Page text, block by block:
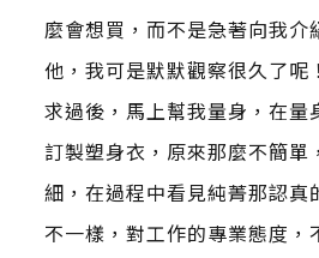
麼會想買，而不是急著向我介
他，我可是默默觀察很久了呢
求過後，馬上幫我量身，在量
訂製塑身衣，原來那麼不簡單
細，在過程中看見純菁那認真
不一樣，對工作的專業態度，